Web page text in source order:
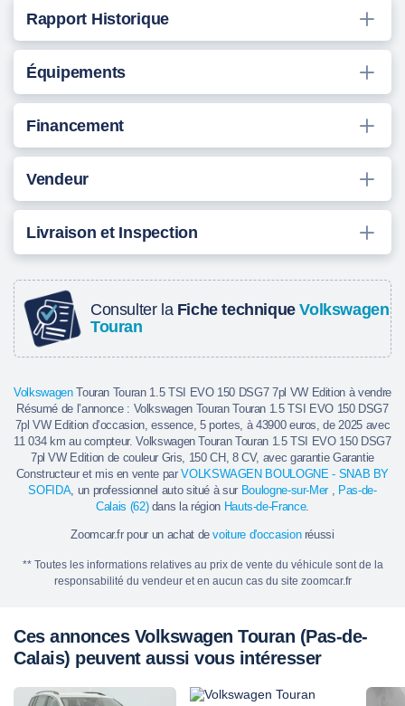
Rapport Historique
Équipements
Financement
Vendeur
Livraison et Inspection
Consulter la Fiche technique Volkswagen
Touran
VolkswagenTouran Touran 1.5 TSI EVO 150 DSG7 7pl VW Edition à vendre
Résumé de l’annonce : Volkswagen Touran Touran 1.5 TSI EVO 150 DSG7
7pl VW Edition d’occasion, essence, 5 portes, à 43900 euros, de 2025 avec
11 034 km au compteur. Volkswagen Touran Touran 1.5 TSI EVO 150 DSG7
7pl VW Edition de couleur Gris, 150 CH, 8 CV, avec garantie Garantie
Constructeur et mis en vente parVOLKSWAGEN BOULOGNE - SNAB BY
SOFIDA, un professionnel auto situé à sur Boulogne-sur-Mer, Pas-de-
Calais (62) dans la région Hauts-de-France.
Zoomcar.fr pour un achat devoiture d'occasionréussi
** Toutes les informations relatives au prix de vente du véhicule sont de la
responsabilité du vendeur et en aucun cas du site zoomcar.fr
Ces annonces Volkswagen Touran (Pas-de-
Calais) peuvent aussi vous intéresser